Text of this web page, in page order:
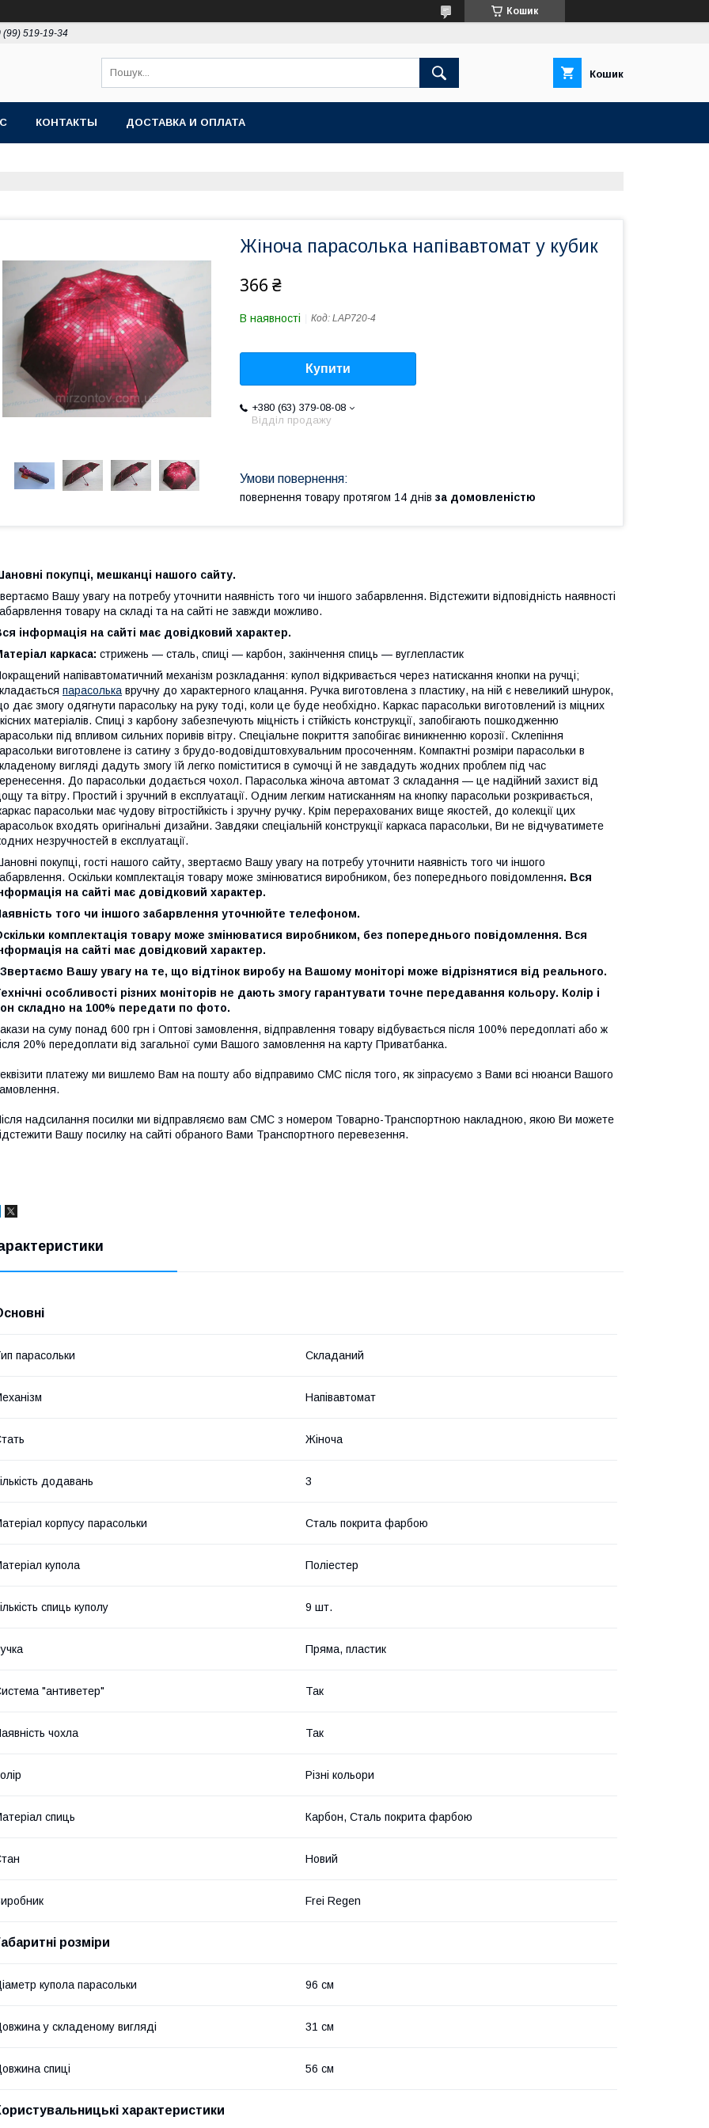
Кошик
(99) 519-19-34
Кошик
КОНТАКТЫ ДОСТАВКА И ОПЛАТА
Жіноча парасолька напівавтомат у кубик
366 ₴
В наявності Код: LAP720-4
Купити
+380 (63) 379-08-08
Відділ продажу
повернення товару протягом 14 днів за домовленістю
покупці, мешканці нашого сайту.
Вашу увагу на потребу уточнити наявність того чи іншого забарвлення. Відстежити відповідність наявності
товару на складі та на сайті не завжди можливо.
інформація на сайті має довідковий характер.
каркаса: стрижень — сталь, спиці — карбон, закінчення спиць — вуглепластик
напівавтоматичний механізм розкладання: купол відкривається через натискання кнопки на ручці;
парасолька вручну до характерного клацання. Ручка виготовлена з пластику, на ній є невеликий шнурок,
дає змогу одягнути парасольку на руку тоді, коли це буде необхідно. Каркас парасольки виготовлений із міцних
матеріалів. Спиці з карбону забезпечують міцність і стійкість конструкції, запобігають пошкодженню
під впливом сильних поривів вітру. Спеціальне покриття запобігає виникненню корозії. Склепіння
виготовлене із сатину з брудо-водовідштовхувальним просоченням. Компактні розміри парасольки в
вигляді дадуть змогу їй легко поміститися в сумочці й не завдадуть жодних проблем під час
До парасольки додається чохол. Парасолька жіноча автомат 3 складання — це надійний захист від
та вітру. Простий і зручний в експлуатації. Одним легким натисканням на кнопку парасольки розкривається,
парасольки має чудову вітростійкість і зручну ручку. Крім перерахованих вище якостей, до колекції цих
входять оригінальні дизайни. Завдяки спеціальній конструкції каркаса парасольки, Ви не відчуватимете
незручностей в експлуатації.
покупці, гості нашого сайту, звертаємо Вашу увагу на потребу уточнити наявність того чи іншого
Оскільки комплектація товару може змінюватися виробником, без попереднього повідомлення. Вся
на сайті має довідковий характер.
того чи іншого забарвлення уточнюйте телефоном.
комплектація товару може змінюватися виробником, без попереднього повідомлення. Вся
на сайті має довідковий характер.
Звертаємо Вашу увагу на те, що відтінок виробу на Вашому моніторі може відрізнятися від реального.
особливості різних моніторів не дають змогу гарантувати точне передавання кольору. Колір і
складно на 100% передати по фото.
на суму понад 600 грн і Оптові замовлення, відправлення товару відбувається після 100% передоплаті або ж
20% передоплати від загальної суми Вашого замовлення на карту Приватбанка.
платежу ми вишлемо Вам на пошту або відправимо СМС після того, як зіпрасуємо з Вами всі нюанси Вашого
надсилання посилки ми відправляємо вам СМС з номером Товарно-Транспортною накладною, якою Ви можете
Вашу посилку на сайті обраного Вами Транспортного перевезення.
парасольки Складаний
Напівавтомат
Жіноча
додавань 3
корпусу парасольки Сталь покрита фарбою
купола Поліестер
спиць куполу 9 шт.
Пряма, пластик
"антиветер" Так
чохла Так
Різні кольори
спиць Карбон, Сталь покрита фарбою
Новий
Frei Regen
розміри
купола парасольки 96 см
у складеному вигляді 31 см
спиці 56 см
характеристики